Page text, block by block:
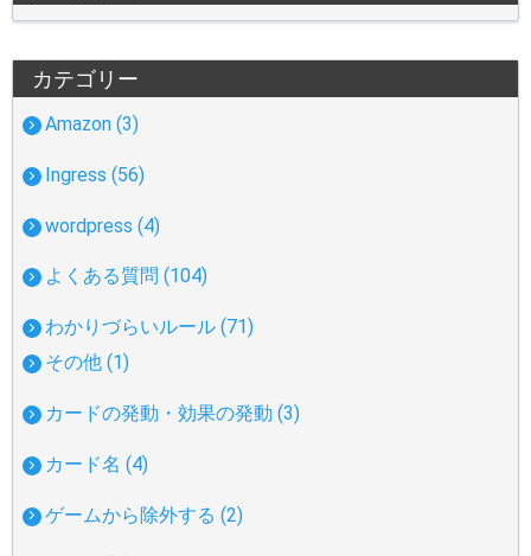
カテゴリー
Amazon (3)
Ingress (56)
wordpress (4)
よくある質問 (104)
わかりづらいルール (71)
その他 (1)
カードの発動・効果の発動 (3)
カード名 (4)
ゲームから除外する (2)